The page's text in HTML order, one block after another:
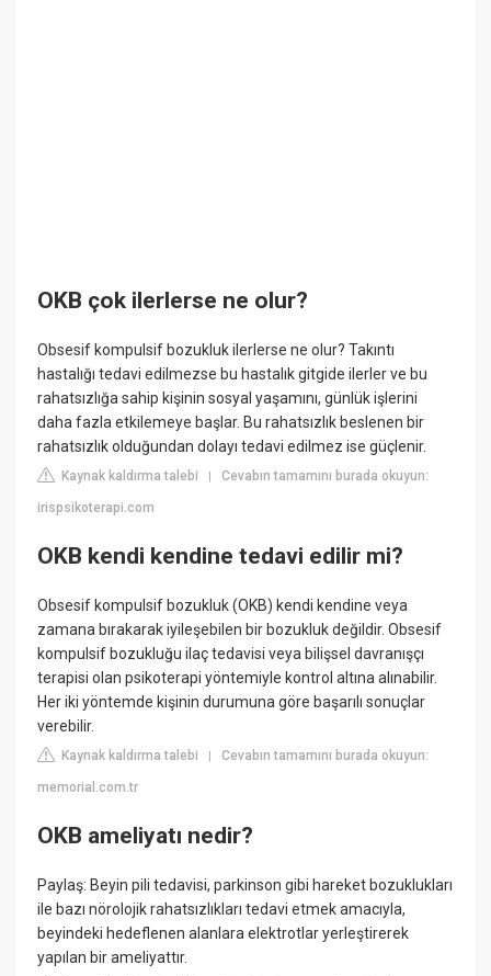
OKB çok ilerlerse ne olur?
Obsesif kompulsif bozukluk ilerlerse ne olur? Takıntı
hastalığı tedavi edilmezse bu hastalık gitgide ilerler ve bu
rahatsızlığa sahip kişinin sosyal yaşamını, günlük işlerini
daha fazla etkilemeye başlar. Bu rahatsızlık beslenen bir
rahatsızlık olduğundan dolayı tedavi edilmez ise güçlenir.
Kaynak kaldırma talebi |Cevabın tamamını burada okuyun:
irispsikoterapi.com
OKB kendi kendine tedavi edilir mi?
Obsesif kompulsif bozukluk (OKB) kendi kendine veya
zamana bırakarak iyileşebilen bir bozukluk değildir. Obsesif
kompulsif bozukluğu ilaç tedavisi veya bilişsel davranışçı
terapisi olan psikoterapi yöntemiyle kontrol altına alınabilir.
Her iki yöntemde kişinin durumuna göre başarılı sonuçlar
verebilir.
Kaynak kaldırma talebi |Cevabın tamamını burada okuyun:
memorial.com.tr
OKB ameliyatı nedir?
Paylaş: Beyin pili tedavisi, parkinson gibi hareket bozuklukları
ile bazı nörolojik rahatsızlıkları tedavi etmek amacıyla,
beyindeki hedeflenen alanlara elektrotlar yerleştirerek
yapılan bir ameliyattır.